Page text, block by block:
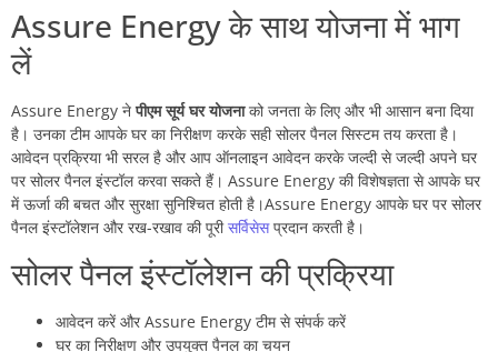
Assure Energy के साथ योजना में भाग
लें
Assure Energy नेपीएम सूर्य घर योजनाको जनता के लिए और भी आसान बना दिया
है। उनका टीम आपके घर का निरीक्षण करके सही सोलर पैनल सिस्टम तय करता है।
आवेदन प्रक्रिया भी सरल है और आप ऑनलाइन आवेदन करके जल्दी से जल्दी अपने घर
पर सोलर पैनल इंस्टॉल करवा सकते हैं। Assure Energy की विशेषज्ञता से आपके घर
में ऊर्जा की बचत और सुरक्षा सुनिश्चित होती है।Assure Energy आपके घर पर सोलर
पैनल इंस्टॉलेशन और रख-रखाव की पूरीसर्विसेसप्रदान करती है।
सोलर पैनल इंस्टॉलेशन की प्रक्रिया
आवेदन करें और Assure Energy टीम से संपर्क करें
घर का निरीक्षण और उपयुक्त पैनल का चयन